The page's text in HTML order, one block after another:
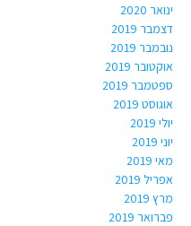
ינואר 2020
דצמבר 2019
נובמבר 2019
אוקטובר 2019
ספטמבר 2019
אוגוסט 2019
יולי 2019
יוני 2019
מאי 2019
אפריל 2019
מרץ 2019
פברואר 2019